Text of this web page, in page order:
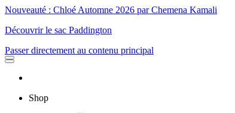
Nouveauté : Chloé Automne 2026 par Chemena Kamali
Découvrir le sac Paddington
Passer directement au contenu principal
Shop